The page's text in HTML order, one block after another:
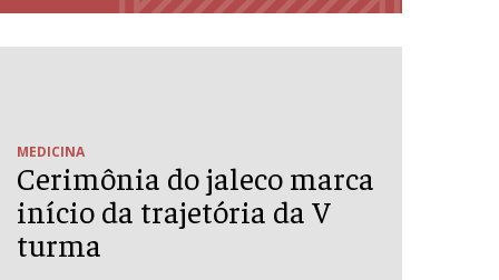
MEDICINA
Cerimônia do jaleco marca
início da trajetória da V
turma